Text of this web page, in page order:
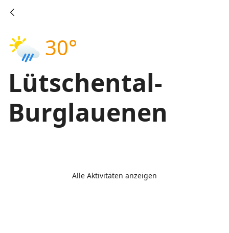
30°
Lütschental-
Burglauenen
Alle Aktivitäten anzeigen